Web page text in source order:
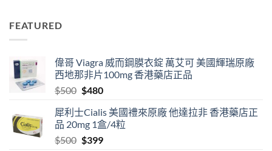
FEATURED
偉哥 Viagra 威而鋼膜衣錠 萬艾可 美國輝瑞原廠
西地那非片100mg 香港藥店正品
$500 Original
was:
$500.
$480Current
is:
$480.
犀利士Cialis 美國禮來原廠 他達拉非 香港藥店正
品 20mg 1盒/4粒
$500 Original
$399Current